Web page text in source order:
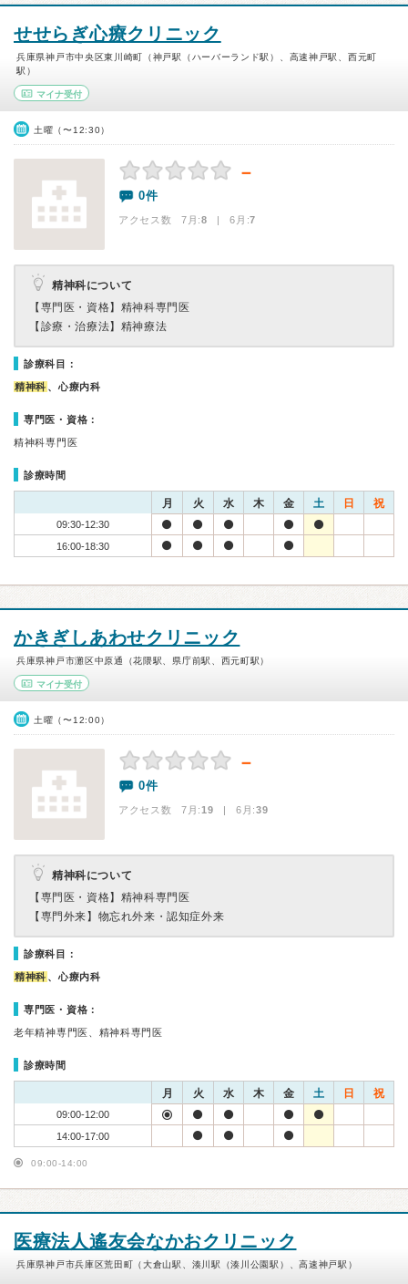
せせらぎ心療クリニック
兵庫県神戸市中央区東川崎町（神戸駅（ハーバーランド駅）、高速神戸駅、西元町
駅）
マイナ受付
土曜（〜12:30）
－
0件
アクセス数 7月:8 | 6月:7
精神科について
【専門医・資格】 精神科専門医
【診療・治療法】 精神療法
診療科目：
精神科 、心療内科
専門医・資格：
精神科専門医
診療時間
月 火 水 木 金 土 日 祝
09:30-12:30
16:00-18:30
かきぎしあわせクリニック
兵庫県神戸市灘区中原通（花隈駅、県庁前駅、西元町駅）
マイナ受付
土曜（〜12:00）
－
0件
アクセス数 7月:19 | 6月:39
精神科について
【専門医・資格】 精神科専門医
【専門外来】 物忘れ外来・認知症外来
診療科目：
精神科 、心療内科
専門医・資格：
老年精神専門医、精神科専門医
診療時間
月 火 水 木 金 土 日 祝
09:00-12:00
14:00-17:00
09:00-14:00
医療法人遙友会なかおクリニック
兵庫県神戸市兵庫区荒田町（大倉山駅、湊川駅（湊川公園駅）、高速神戸駅）